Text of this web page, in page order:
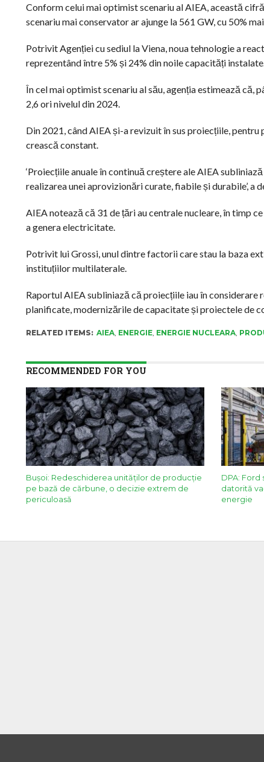
Conform celui mai optimist scenariu al AIEA, această
scenariu mai conservator ar ajunge la 561 GW, cu 50%
Potrivit Agenției cu sediul la Viena, noua tehnologie a
reprezentând între 5% și 24% din noile capacități
În cel mai optimist scenariu al său, agenția estimează că,
2,6 ori nivelul din 2024.
Din 2021, când AIEA și-a revizuit în sus proiecțiile,
crească constant.
‘Proiecțiile anuale în continuă creștere ale AIEA
realizarea unei aprovizionări curate, fiabile și durabile’, a
AIEA notează că 31 de țări au centrale nucleare, în timp
a genera electricitate.
Potrivit lui Grossi, unul dintre factorii care stau la baza
instituțiilor multilaterale.
Raportul AIEA subliniază că proiecțiile iau în
planificate, modernizările de capacitate și proiectele de
RELATED ITEMS: AIEA, ENERGIE, ENERGIE NUCLEARA,
RECOMMENDED FOR YOU
Bușoi: Redeschiderea unităților de producție
pe bază de cărbune, o decizie extrem de
periculoasă
DPA:
datorită
energie